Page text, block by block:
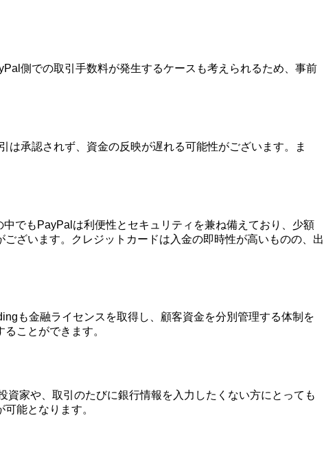
側での取引手数料が発生するケースも考えられるため、事前
承認されず、資金の反映が遅れる可能性がございます。ま
でもPayPalは利便性とセキュリティを兼ね備えており、少額
ざいます。クレジットカードは入金の即時性が高いものの、出
も金融ライセンスを取得し、顧客資金を分別管理する体制を
ことができます。
家や、取引のたびに銀行情報を入力したくない方にとっても
能となります。